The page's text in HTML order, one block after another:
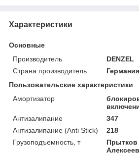
Характеристики
Основные
Производитель
DENZEL
Страна производитель
Германия
Пользовательские характеристики
Амортизатор
Антизалипание
347
Антизалипание (Anti Stick)
218
Грузоподъемность, т
Прытков